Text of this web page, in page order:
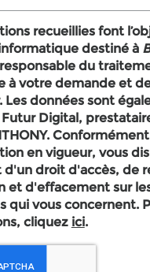
recueillies font
destiné à
du
à votre demande et
Les données sont
Digital,
en vigueur, vous
droit d'accès, de
et d'effacement sur
qui vous concernent.
cliquez ici.